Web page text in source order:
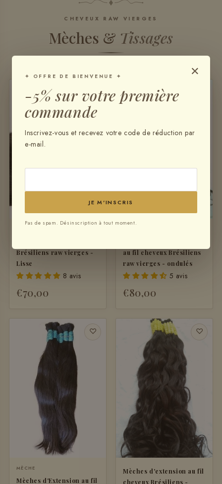
CHEVEUX RAW VIERGES
Mèches & Tissages
♡
Brésiliens raw vierges -
Lisse
8 avis
€70,00
au fil cheveux Brésiliens
raw vierges - ondulés
5 avis
€80,00
♡
MÈCHE
Mèches d'Extension au fil
♡
Mèches d'extension au fil
cheveux Brésiliens -
×
✦ OFFRE DE BIENVENUE ✦
-5% sur votre première
commande
Inscrivez-vous et recevez votre code de réduction par
e-mail.
JE M'INSCRIS
Pas de spam. Désinscription à tout moment.